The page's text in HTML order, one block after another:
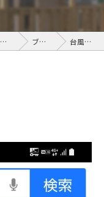
広島でトレーラーハウスなら合同会社サンクビジョン ブログ 台風7号